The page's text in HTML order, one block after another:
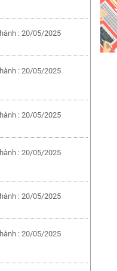
: 20/05/2025
: 20/05/2025
: 20/05/2025
: 20/05/2025
: 20/05/2025
: 20/05/2025